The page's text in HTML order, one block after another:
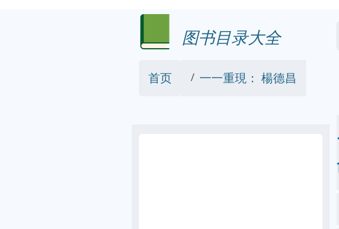
图书目录大全
首页 一一重現： 楊德昌